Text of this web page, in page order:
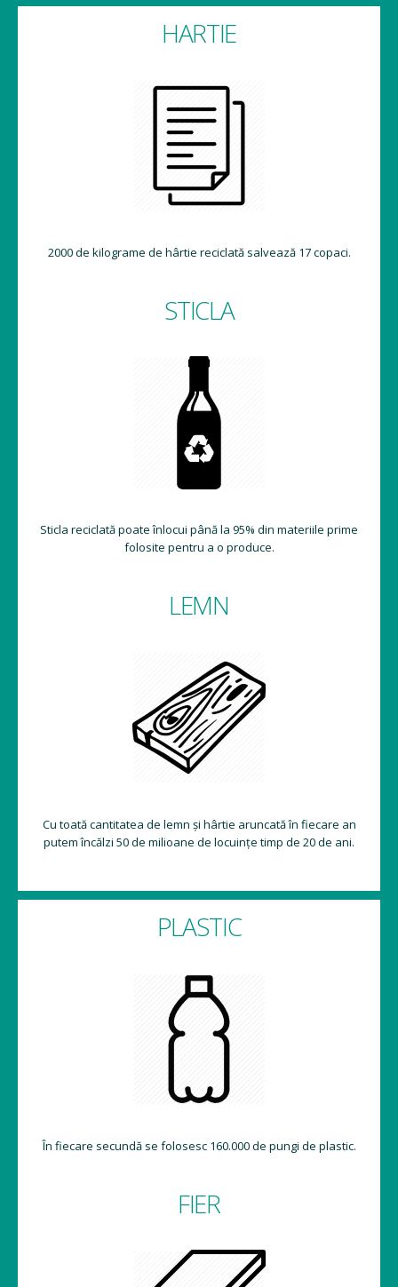
HARTIE
2000 de kilograme de hârtie reciclată salvează 17 copaci.
STICLA
Sticla reciclată poate înlocui până la 95% din materiile prime
folosite pentru a o produce.
LEMN
Cu toată cantitatea de lemn și hârtie aruncată în fiecare an
putem încălzi 50 de milioane de locuințe timp de 20 de ani.
PLASTIC
În fiecare secundă se folosesc 160.000 de pungi de plastic.
FIER